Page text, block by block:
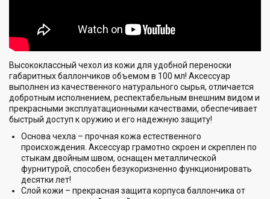
Высококлассный чехол из кожи для удобной переноски
габаритных баллончиков объемом в 100 мл! Аксессуар
выполнен из качественного натурального сырья, отличается
добротным исполнением, респектабельным внешним видом и
прекрасными эксплуатационными качествами, обеспечивает
быстрый доступ к оружию и его надежную защиту!
Основа чехла – прочная кожа естественного
происхождения. Аксессуар грамотно скроен и скреплен по
стыкам двойным швом, оснащен металлической
фурнитурой, способен безукоризненно функционировать
десятки лет!
Слой кожи – прекрасная защита корпуса баллончика от